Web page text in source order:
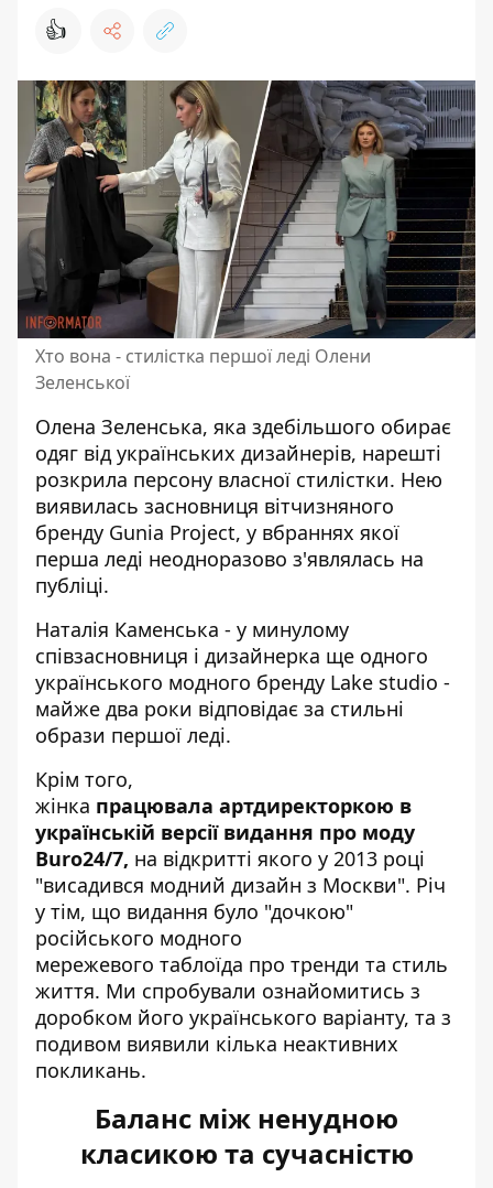
👍
Хто вона - стилістка першої леді Олени
Зеленської
Олена Зеленська, яка здебільшого обирає
одяг від українських дизайнерів, нарешті
розкрила персону власної стилістки. Нею
виявилась засновниця вітчизняного
бренду Gunia Project, у вбраннях якої
перша леді неодноразово з'являлась на
публіці.
Наталія Каменська - у минулому
співзасновниця і дизайнерка ще одного
українського модного бренду Lake studio -
майже два роки відповідає за стильні
образи першої леді.
Крім того,
жінка працювала артдиректоркою в
українській версії видання про моду
Buro24/7, на відкритті якого у 2013 році
"висадився модний дизайн з Москви". Річ
у тім, що видання було "дочкою"
російського модного
мережевого таблоїда про тренди та стиль
життя. Ми спробували ознайомитись з
доробком його українського варіанту, та з
подивом виявили кілька неактивних
покликань.
Баланс між ненудною
класикою та сучасністю